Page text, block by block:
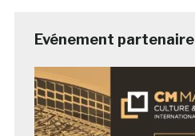
Evénement partenaire